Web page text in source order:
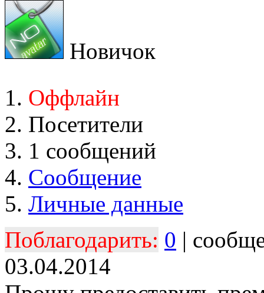
Новичок
Оффлайн
Посетители
1 сообщений
Сообщение
Личные данные
Поблагодарить: 0 |
03.04.2014